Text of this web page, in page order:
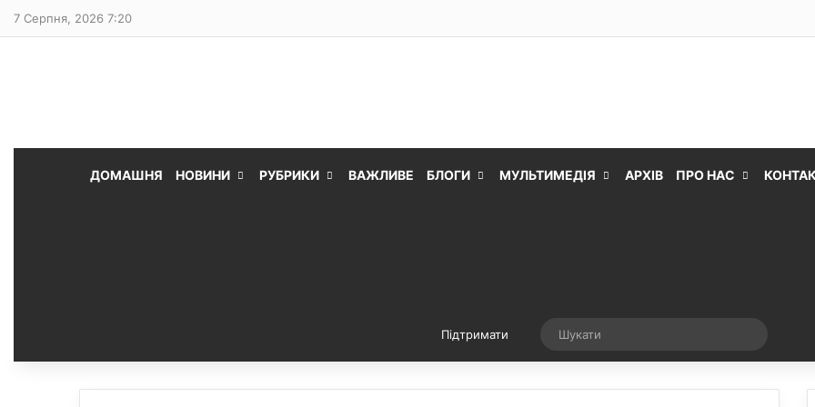
7 Серпня, 2026 7:20
ДОМАШНЯ НОВИНИ РУБРИКИ ВАЖЛИВЕ БЛОГИ МУЛЬТИМЕДІЯ АРХІВ ПРО НАС
Підтримати Випадкова стаття